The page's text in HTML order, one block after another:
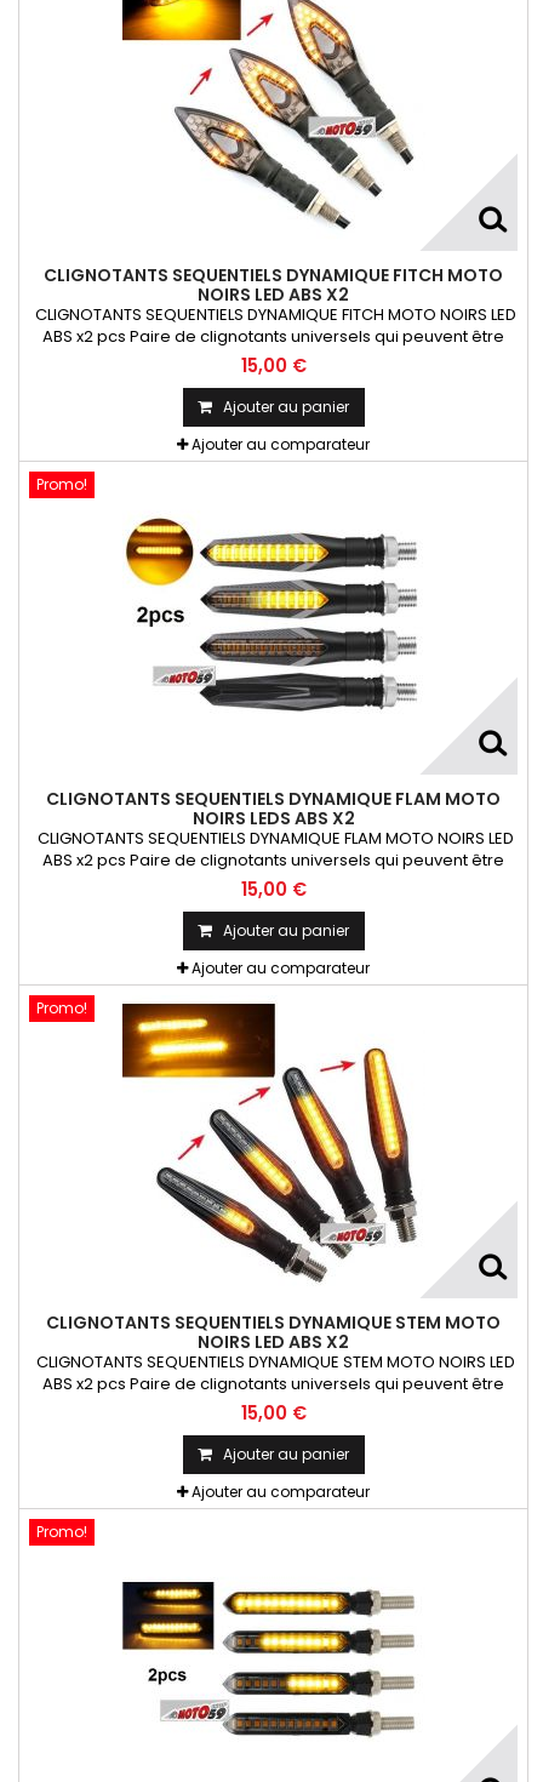
CLIGNOTANTS SEQUENTIELS DYNAMIQUE FITCH MOTO
NOIRS LED ABS X2
CLIGNOTANTS SEQUENTIELS DYNAMIQUE FITCH MOTO NOIRS LED
ABS x2 pcs Paire de clignotants universels qui peuvent être
adaptables sur toutes motos ou scooters
15,00 €
Ajouter au panier
Ajouter au comparateur
Promo!
CLIGNOTANTS SEQUENTIELS DYNAMIQUE FLAM MOTO
NOIRS LEDS ABS X2
CLIGNOTANTS SEQUENTIELS DYNAMIQUE FLAM MOTO NOIRS LED
ABS x2 pcs Paire de clignotants universels qui peuvent être
adaptables sur toutes motos ou scooters
15,00 €
Ajouter au panier
Ajouter au comparateur
Promo!
CLIGNOTANTS SEQUENTIELS DYNAMIQUE STEM MOTO
NOIRS LED ABS X2
CLIGNOTANTS SEQUENTIELS DYNAMIQUE STEM MOTO NOIRS LED
ABS x2 pcs Paire de clignotants universels qui peuvent être
adaptables sur toutes motos ou scooters
15,00 €
Ajouter au panier
Ajouter au comparateur
Promo!